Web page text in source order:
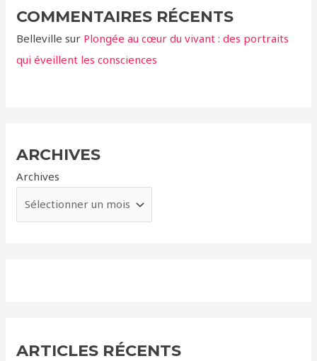
COMMENTAIRES RÉCENTS
Belleville sur Plongée au cœur du vivant : des portraits
qui éveillent les consciences
ARCHIVES
Archives
ARTICLES RÉCENTS